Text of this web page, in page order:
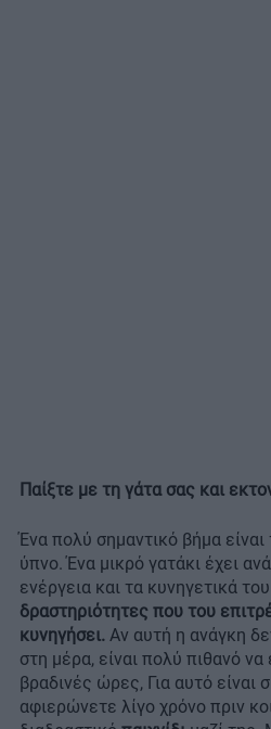
Παίξτε με τη γάτα σας και
Ένα πολύ σημαντικό βήμα είναι
ύπνο. Ένα μικρό γατάκι έχει
ενέργεια και τα κυνηγετικά
δραστηριότητες που του
κυνηγήσει. Αν αυτή η ανάγκη
στη μέρα, είναι πολύ πιθανό να
βραδινές ώρες, Για αυτό είναι
αφιερώνετε λίγο χρόνο πριν